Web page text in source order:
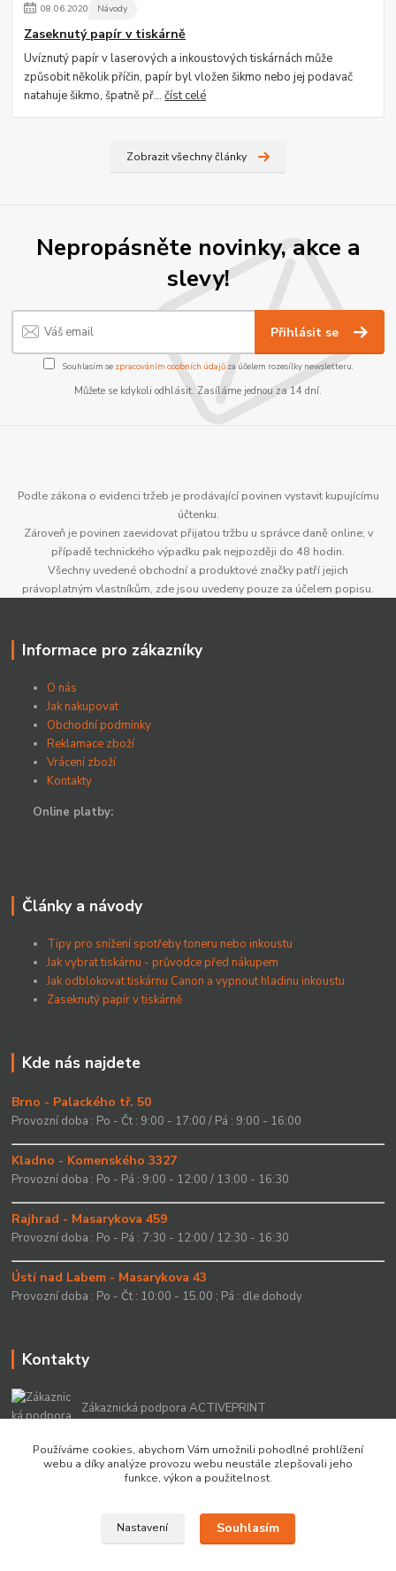
08.06.2020 Návody
Zaseknutý papír v tiskárně
Uvíznutý papír v laserových a inkoustových tiskárnách může
způsobit několik příčin, papír byl vložen šikmo nebo jej podavač
natahuje šikmo, špatně př...číst celé
Zobrazit všechny články
Nepropásněte novinky, akce a
slevy!
Přihlásit se
Souhlasím se zpracováním osobních údajůza účelem rozesílky newsletteru.
Můžete se kdykoli odhlásit. Zasíláme jednou za 14 dní.
Podle zákona o evidenci tržeb je prodávající povinen vystavit kupujícímu
účtenku.
Zároveň je povinen zaevidovat přijatou tržbu u správce daně online; v
případě technického výpadku pak nejpozději do 48 hodin.
Všechny uvedené obchodní a produktové značky patří jejich
právoplatným vlastníkům, zde jsou uvedeny pouze za účelem popisu.
Informace pro zákazníky
O nás
Jak nakupovat
Obchodní podmínky
Reklamace zboží
Vrácení zboží
Kontakty
Online platby:
Články a návody
Tipy pro snížení spotřeby toneru nebo inkoustu
Jak vybrat tiskárnu - průvodce před nákupem
Jak odblokovat tiskárnu Canon a vypnout hladinu inkoustu
Zaseknutý papír v tiskárně
Kde nás najdete
Brno - Palackého tř. 50
Provozní doba : Po - Čt : 9:00 - 17:00 / Pá : 9:00 - 16:00
Kladno - Komenského 3327
Provozní doba : Po - Pá : 9:00 - 12:00 / 13:00 - 16:30
Rajhrad - Masarykova 459
Provozní doba : Po - Pá : 7:30 - 12:00 / 12:30 - 16:30
Ústí nad Labem - Masarykova 43
Provozní doba : Po - Čt : 10:00 - 15.00 ; Pá : dle dohody
Kontakty
Zákaznická podpora ACTIVEPRINT
+420 549 213 756
info@activeprint.cz
Používáme cookies, abychom Vám umožnili pohodlné prohlížení
webu a díky analýze provozu webu neustále zlepšovali jeho
funkce, výkon a použitelnost.
Nastavení Souhlasím